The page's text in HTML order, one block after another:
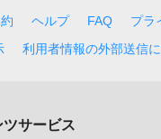
ヘルプ FAQ プラ
利用者情報の外部送信
ツサービス